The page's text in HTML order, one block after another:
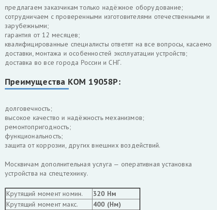
предлагаем заказчикам только надёжное оборудование;
сотрудничаем с проверенными изготовителями отечественными и
зарубежными;
гарантия от 12 месяцев;
квалифицированные специалисты ответят на все вопросы, касаемо
доставки, монтажа и особенностей эксплуатации устройств;
доставка во все города России и СНГ.
Преимущества КОМ 19058Р:
долговечность;
высокое качество и надёжность механизмов;
ремонтопригодность;
функциональность;
защита от коррозии, других внешних воздействий.
Москвичам дополнительная услуга — оперативная установка
устройства на спецтехнику.
Крутящий момент номин.
320 Нм
Крутящий момент макс.
400 (Нм)